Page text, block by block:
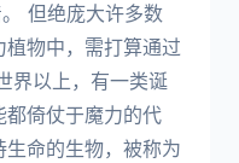
但绝庞大许多数
物中，需打算通过
界以上，有一类诞
都倚仗于魔力的代
命的生物，被称为